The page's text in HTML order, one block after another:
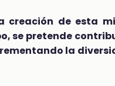
creación de esta
se pretende
la